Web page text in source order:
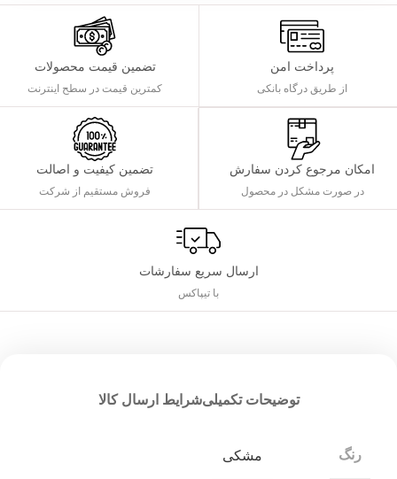
پرداخت امن
از طریق درگاه بانکی
تضمین قیمت محصولات
کمترین قیمت در سطح اینترنت
امکان مرجوع کردن سفارش
در صورت مشکل در محصول
تضمین کیفیت و اصالت
فروش مستقیم از شرکت
ارسال سریع سفارشات
با تیپاکس
توضیحات تکمیلیشرایط ارسال کالا
رنگ مشکی